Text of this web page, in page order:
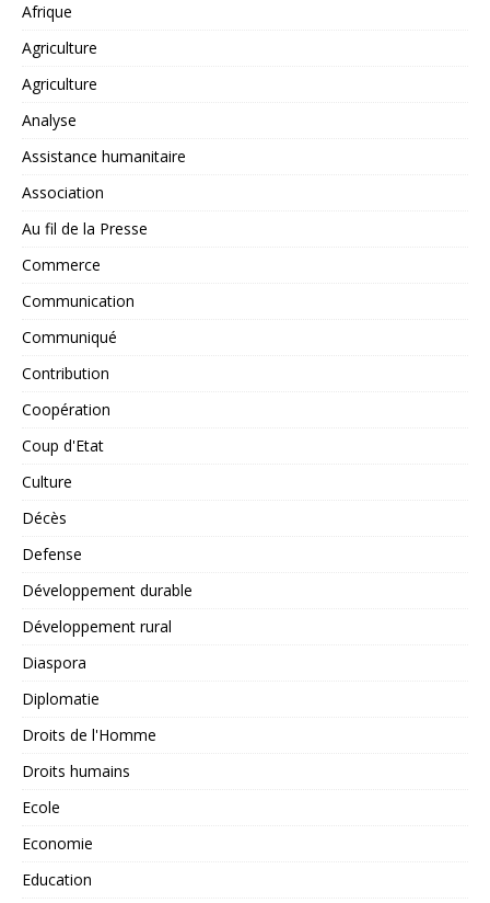
Afrique
Agriculture
Agriculture
Analyse
Assistance humanitaire
Association
Au fil de la Presse
Commerce
Communication
Communiqué
Contribution
Coopération
Coup d'Etat
Culture
Décès
Defense
Développement durable
Développement rural
Diaspora
Diplomatie
Droits de l'Homme
Droits humains
Ecole
Economie
Education